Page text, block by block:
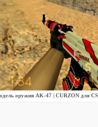
оружия AK-47 | CURZON для